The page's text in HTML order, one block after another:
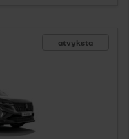
atvyksta